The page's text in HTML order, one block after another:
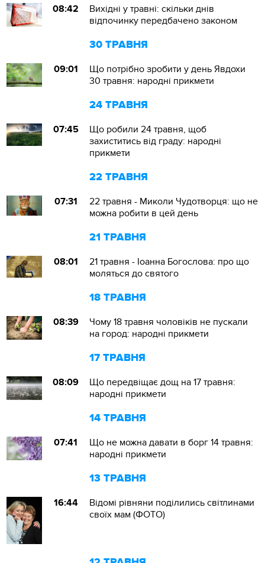
08:42
Вихідні у травні: скільки днів
відпочинку передбачено законом
30 ТРАВНЯ
09:01
Що потрібно зробити у день Явдохи
30 травня: народні прикмети
24 ТРАВНЯ
07:45
Що робили 24 травня, щоб
захиститись від граду: народні
прикмети
22 ТРАВНЯ
07:31
22 травня - Миколи Чудотворця: що не
можна робити в цей день
21 ТРАВНЯ
08:01
21 травня - Іоанна Богослова: про що
моляться до святого
18 ТРАВНЯ
08:39
Чому 18 травня чоловіків не пускали
на город: народні прикмети
17 ТРАВНЯ
08:09
Що передвіщає дощ на 17 травня:
народні прикмети
14 ТРАВНЯ
07:41
Що не можна давати в борг 14 травня:
народні прикмети
13 ТРАВНЯ
16:44
Відомі рівняни поділились світлинами
своїх мам (ФОТО)